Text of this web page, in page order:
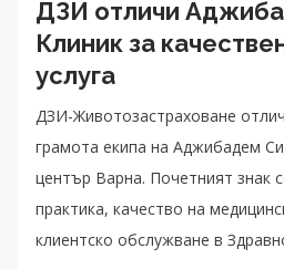
ДЗИ отличи
Клиник за
услуга
ДЗИ-Животозастраховане
грамота екипа на Аджибадем
център Варна. Почетният знак
практика, качество на
клиентско обслужване в